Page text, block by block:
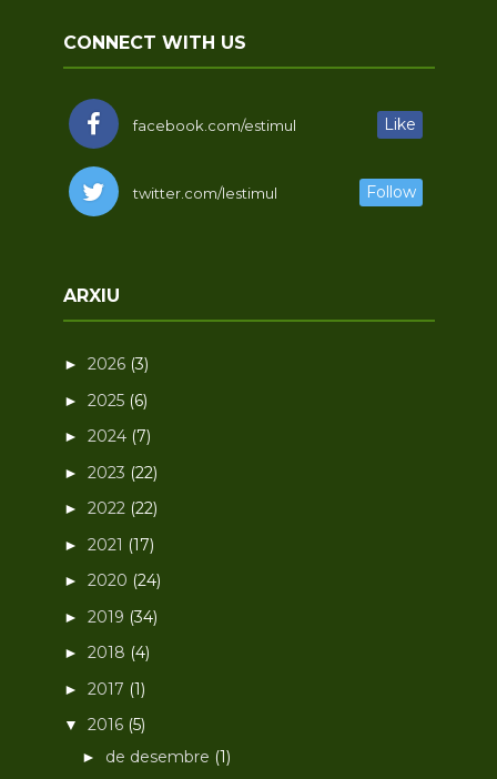
CONNECT WITH US
facebook.com/estimul Like
twitter.com/lestimul Follow
ARXIU
► 2026 (3)
► 2025 (6)
► 2024 (7)
► 2023 (22)
► 2022 (22)
► 2021 (17)
► 2020 (24)
► 2019 (34)
► 2018 (4)
► 2017 (1)
▼ 2016 (5)
► de desembre (1)